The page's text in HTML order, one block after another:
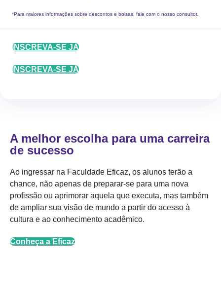
*Para maiores informações sobre descontos e bolsas, fale com o nosso consultor.
INSCREVA-SE JÁ
INSCREVA-SE JÁ
A melhor escolha para uma carreira
de sucesso
Ao ingressar na Faculdade Eficaz, os alunos terão a
chance, não apenas de preparar-se para uma nova
profissão ou aprimorar aquela que executa, mas também
de ampliar sua visão de mundo a partir do acesso à
cultura e ao conhecimento acadêmico.
Conheça a Eficaz